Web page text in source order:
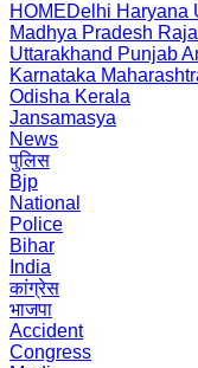
HOMEDelhi Haryana
Madhya Pradesh
Uttarakhand Punjab
Karnataka
Odisha Kerala
Jansamasya
News
पुलिस
Bjp
National
Police
Bihar
India
कांग्रेस
भाजपा
Accident
Congress